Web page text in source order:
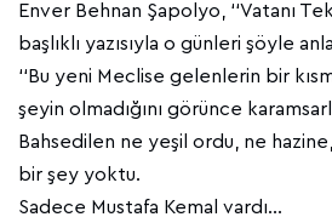
Enver Behnan Şapolyo, ‘‘Vatanı
başlıklı yazısıyla o günleri şöyle
‘‘Bu yeni Meclise gelenlerin bir
şeyin olmadığını görünce
Bahsedilen ne yeşil ordu, ne
bir şey yoktu.
Sadece Mustafa Kemal vardı...